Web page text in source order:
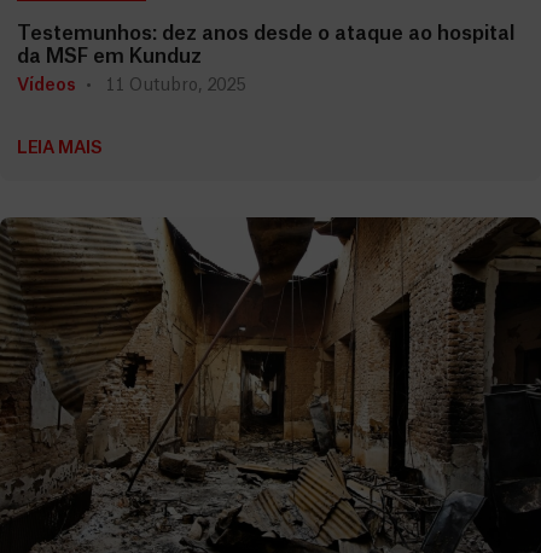
Testemunhos: dez anos desde o ataque ao hospital
da MSF em Kunduz
Vídeos 11 Outubro, 2025
LEIA MAIS